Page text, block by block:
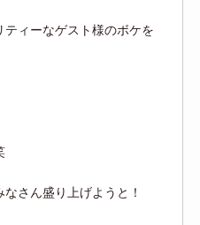
ィーなゲスト様のボケを
さん盛り上げようと！